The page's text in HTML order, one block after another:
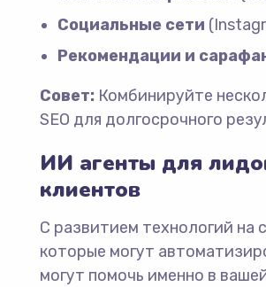
Социальные сети
Рекомендации и
Совет: Комбинируйте
SEO для долгосрочного
ИИ агенты для
клиентов
С развитием технологий на
которые могут
могут помочь именно в